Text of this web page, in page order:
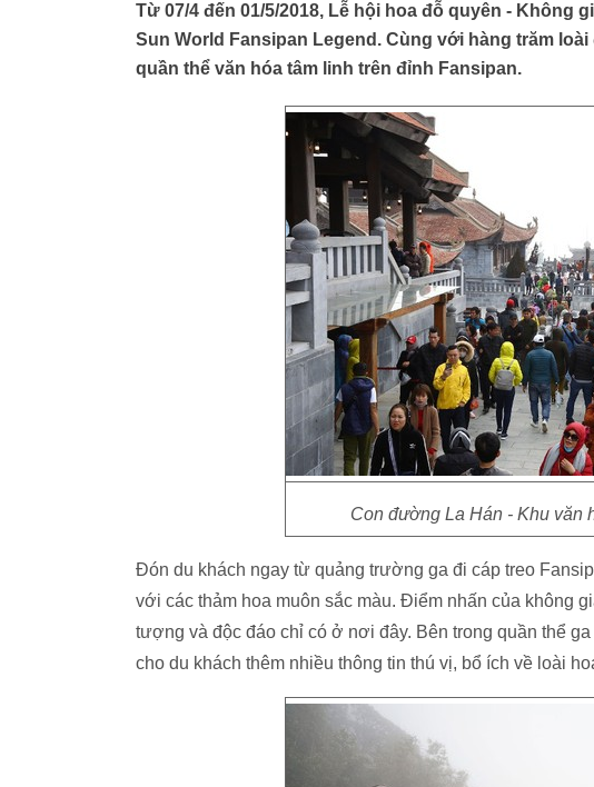
Từ 07/4 đến 01/5/2018, Lễ hội hoa đỗ quyên - Không
Sun World Fansipan Legend. Cùng với hàng trăm
quần thể văn hóa tâm linh trên đỉnh Fansipan.
Con đường La Hán - Khu văn
Đón du khách ngay từ quảng trường ga đi cáp treo
với các thảm hoa muôn sắc màu. Điểm nhấn của không
tượng và độc đáo chỉ có ở nơi đây. Bên trong quần thể
cho du khách thêm nhiều thông tin thú vị, bổ ích về loài